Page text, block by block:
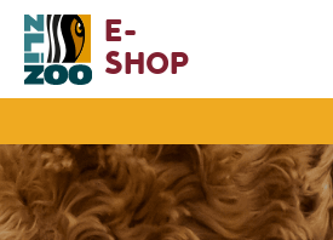
E-
Shop